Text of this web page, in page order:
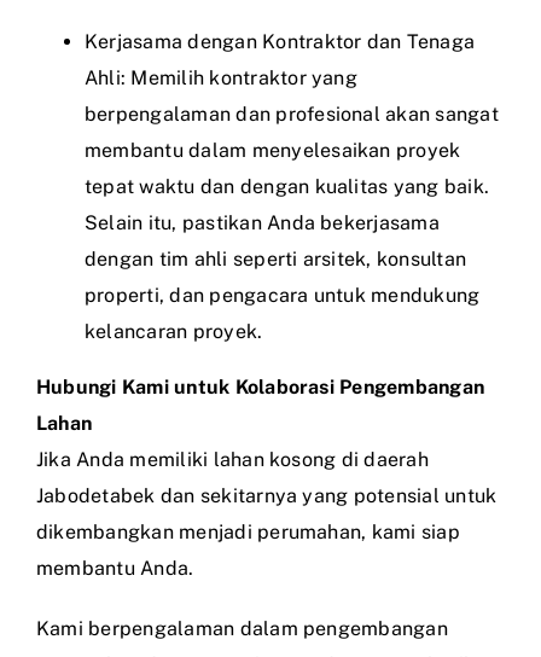
Kerjasama dengan Kontraktor dan Tenaga
Ahli: Memilih kontraktor yang
berpengalaman dan profesional akan sangat
membantu dalam menyelesaikan proyek
tepat waktu dan dengan kualitas yang baik.
Selain itu, pastikan Anda bekerjasama
dengan tim ahli seperti arsitek, konsultan
properti, dan pengacara untuk mendukung
kelancaran proyek.
Hubungi Kami untuk Kolaborasi Pengembangan
Lahan
Jika Anda memiliki lahan kosong di daerah
Jabodetabek dan sekitarnya yang potensial untuk
dikembangkan menjadi perumahan, kami siap
membantu Anda.
Kami berpengalaman dalam pengembangan